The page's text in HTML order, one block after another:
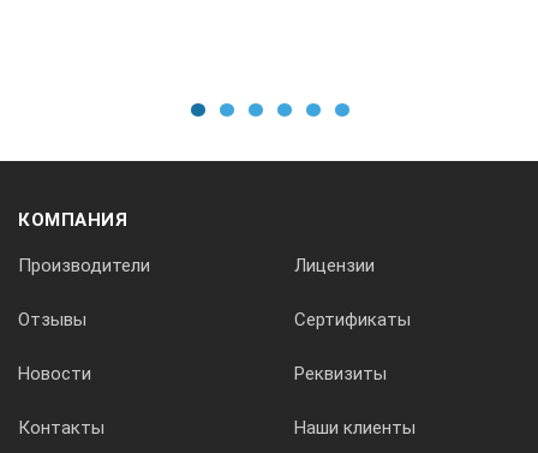
КОМПАНИЯ
Производители Лицензии
Отзывы Сертификаты
Новости Реквизиты
Контакты Наши клиенты